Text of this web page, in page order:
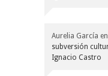
Aurelia García en
subversión
Ignacio Castro